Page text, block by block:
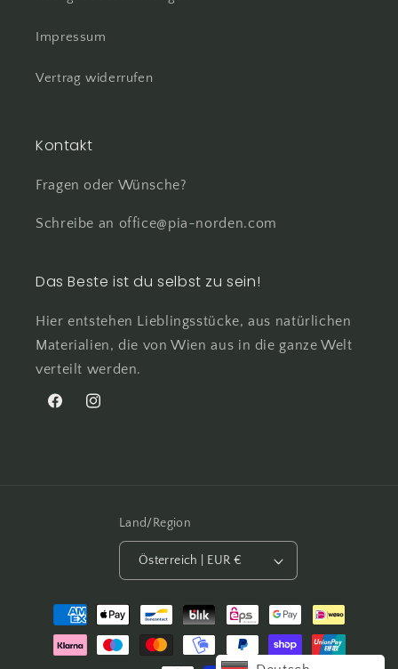
Impressum
Vertrag widerrufen
Kontakt
Fragen oder Wünsche?
Schreibe an office@pia-norden.com
Das Beste ist du selbst zu sein!
Hier entstehen Lieblingsstücke, aus natürlichen
Materialien, die von Wien aus in die ganze Welt
verteilt werden.
FacebookInstagram
Land/Region
Österreich | EUR €
Zahlungsmethoden